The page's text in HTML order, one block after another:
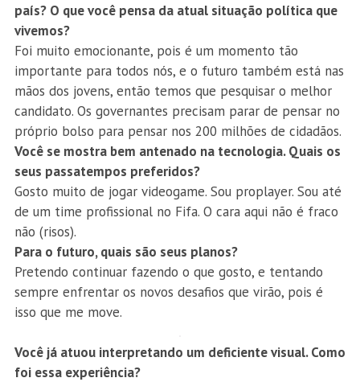
país? O que você pensa da atual situação política que
vivemos?
Foi muito emocionante, pois é um momento tão
importante para todos nós, e o futuro também está nas
mãos dos jovens, então temos que pesquisar o melhor
candidato. Os governantes precisam parar de pensar no
próprio bolso para pensar nos 200 milhões de cidadãos.
Você se mostra bem antenado na tecnologia. Quais os
seus passatempos preferidos?
Gosto muito de jogar videogame. Sou proplayer. Sou até
de um time profissional no Fifa. O cara aqui não é fraco
não (risos).
Para o futuro, quais são seus planos?
Pretendo continuar fazendo o que gosto, e tentando
sempre enfrentar os novos desafios que virão, pois é
isso que me move.
Você já atuou interpretando um deficiente visual. Como
foi essa experiência?